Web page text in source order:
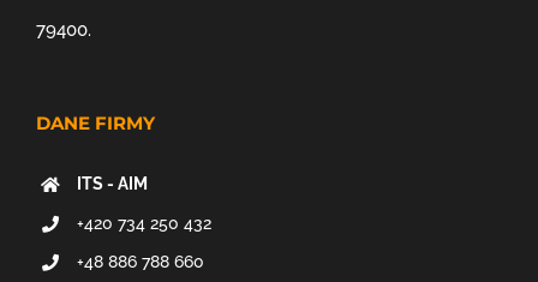
79400.
DANE FIRMY
ITS - AIM
+420 734 250 432
+48 886 788 660